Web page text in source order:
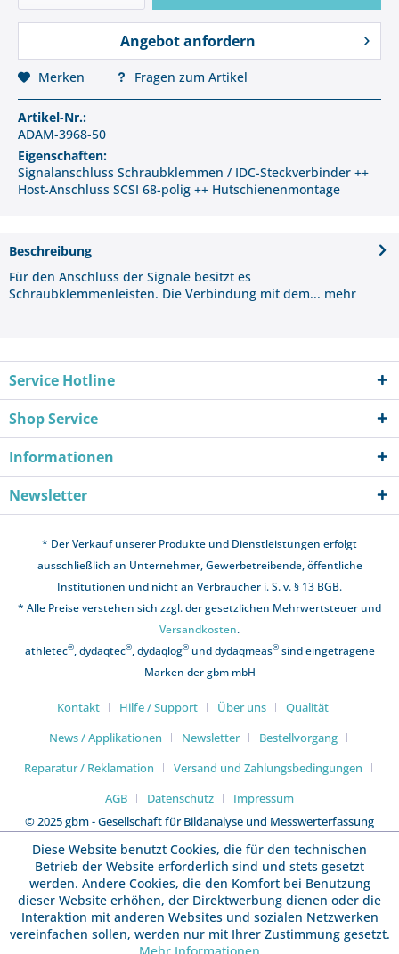
Angebot anfordern
Merken Fragen zum Artikel
Artikel-Nr.:
ADAM-3968-50
Eigenschaften:
Signalanschluss Schraubklemmen / IDC-Steckverbinder ++
Host-Anschluss SCSI 68-polig ++ Hutschienenmontage
Beschreibung
Für den Anschluss der Signale besitzt es
Schraubklemmenleisten. Die Verbindung mit dem... mehr
Service Hotline
Shop Service
Informationen
Newsletter
* Der Verkauf unserer Produkte und Dienstleistungen erfolgt
ausschließlich an Unternehmer, Gewerbetreibende, öffentliche
Institutionen und nicht an Verbraucher i. S. v. § 13 BGB.
* Alle Preise verstehen sich zzgl. der gesetzlichen Mehrwertsteuer und
Versandkosten.
athletec®, dydaqtec®, dydaqlog®und dydaqmeas®sind eingetragene
Marken der gbm mbH
Kontakt Hilfe / Support Über uns
Qualität
News / Applikationen
Newsletter
Bestellvorgang
Reparatur / Reklamation
Versand und Zahlungsbedingungen
AGB
Datenschutz
Impressum
© 2025 gbm - Gesellschaft für Bildanalyse und Messwerterfassung
mbH
Diese Website benutzt Cookies, die für den technischen
Betrieb der Website erforderlich sind und stets gesetzt
werden. Andere Cookies, die den Komfort bei Benutzung
dieser Website erhöhen, der Direktwerbung dienen oder die
Interaktion mit anderen Websites und sozialen Netzwerken
vereinfachen sollen, werden nur mit Ihrer Zustimmung gesetzt.